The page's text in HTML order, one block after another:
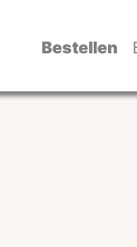
Bestellen